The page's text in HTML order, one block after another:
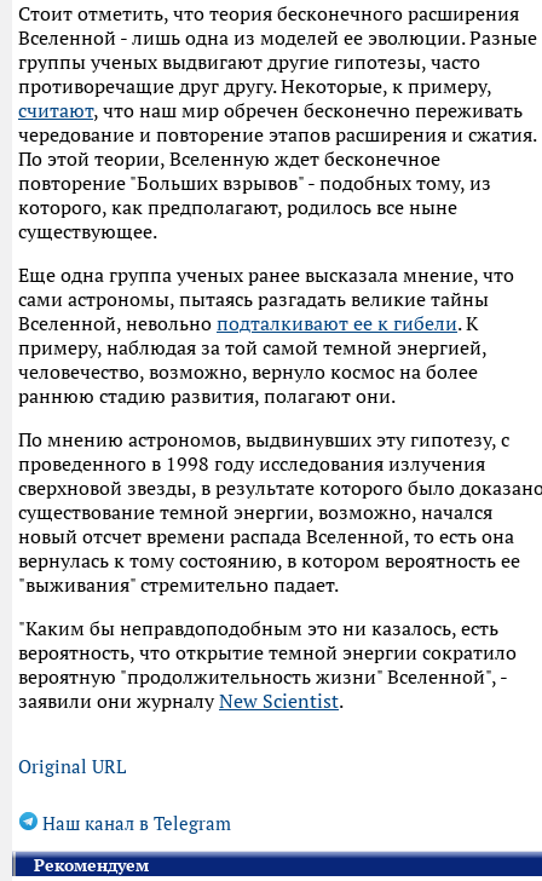
Стоит отметить, что теория бесконечного расширения
Вселенной - лишь одна из моделей ее эволюции. Разные
группы ученых выдвигают другие гипотезы, часто
противоречащие друг другу. Некоторые, к примеру,
считают, что наш мир обречен бесконечно переживать
чередование и повторение этапов расширения и сжатия.
По этой теории, Вселенную ждет бесконечное
повторение "Больших взрывов" - подобных тому, из
которого, как предполагают, родилось все ныне
существующее.
Еще одна группа ученых ранее высказала мнение, что
сами астрономы, пытаясь разгадать великие тайны
Вселенной, невольно подталкивают ее к гибели. К
примеру, наблюдая за той самой темной энергией,
человечество, возможно, вернуло космос на более
раннюю стадию развития, полагают они.
По мнению астрономов, выдвинувших эту гипотезу, с
проведенного в 1998 году исследования излучения
сверхновой звезды, в результате которого было
существование темной энергии, возможно, начался
новый отсчет времени распада Вселенной, то есть она
вернулась к тому состоянию, в котором вероятность ее
"выживания" стремительно падает.
"Каким бы неправдоподобным это ни казалось, есть
вероятность, что открытие темной энергии сократило
вероятную "продолжительность жизни" Вселенной", -
заявили они журналуNew Scientist.
Original URL
Наш канал в Telegram
Рекомендуем